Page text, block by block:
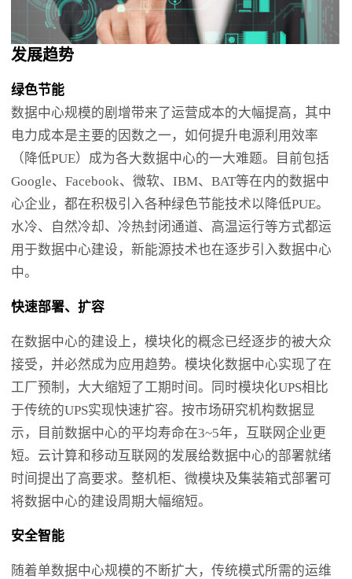
发展趋势
绿色节能
数据中心规模的剧增带来了运营成本的大幅提高，其中
电力成本是主要的因数之一，如何提升电源利用效率
（降低PUE）成为各大数据中心的一大难题。目前包括
Google、Facebook、微软、IBM、BAT等在内的数据中
心企业，都在积极引入各种绿色节能技术以降低PUE。
水冷、自然冷却、冷热封闭通道、高温运行等方式都运
用于数据中心建设，新能源技术也在逐步引入数据中心
中。
快速部署、扩容
在数据中心的建设上，模块化的概念已经逐步的被大众
接受，并必然成为应用趋势。模块化数据中心实现了在
工厂预制，大大缩短了工期时间。同时模块化UPS相比
于传统的UPS实现快速扩容。按市场研究机构数据显
示，目前数据中心的平均寿命在3~5年，互联网企业更
短。云计算和移动互联网的发展给数据中心的部署就绪
时间提出了高要求。整机柜、微模块及集装箱式部署可
将数据中心的建设周期大幅缩短。
安全智能
随着单数据中心规模的不断扩大，传统模式所需的运维